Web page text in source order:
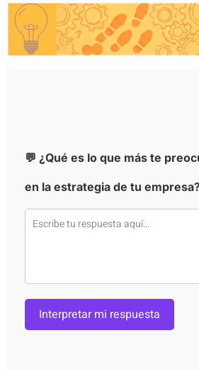
💬 ¿Qué es lo que más te
en la estrategia de tu
Interpretar mi respuesta